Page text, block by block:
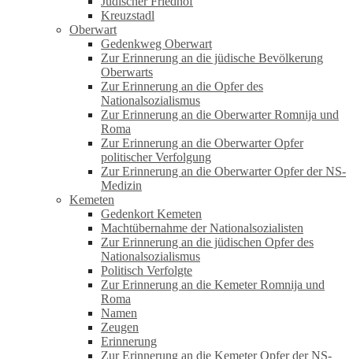
Kreuzstadl
Oberwart
Gedenkweg Oberwart
Zur Erinnerung an die jüdische Bevölkerung
Oberwarts
Zur Erinnerung an die Opfer des
Nationalsozialismus
Zur Erinnerung an die Oberwarter Romnija und
Roma
Zur Erinnerung an die Oberwarter Opfer
politischer Verfolgung
Zur Erinnerung an die Oberwarter Opfer der NS-
Medizin
Kemeten
Gedenkort Kemeten
Machtübernahme der Nationalsozialisten
Zur Erinnerung an die jüdischen Opfer des
Nationalsozialismus
Politisch Verfolgte
Zur Erinnerung an die Kemeter Romnija und
Roma
Namen
Zeugen
Erinnerung
Zur Erinnerung an die Kemeter Opfer der NS-